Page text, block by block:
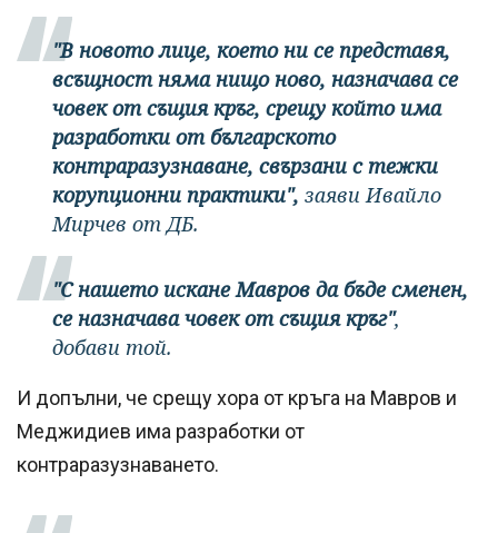
"В новото лице, което ни се представя,
всъщност няма нищо ново, назначава се
човек от същия кръг, срещу който има
разработки от българското
контраразузнаване, свързани с тежки
корупционни практики", заяви Ивайло
Мирчев от ДБ.
"С нашето искане Мавров да бъде сменен,
се назначава човек от същия кръг",
добави той.
И допълни, че срещу хора от кръга на Мавров и
Меджидиев има разработки от
контраразузнаването.